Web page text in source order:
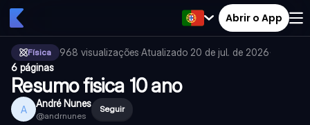
Abrir o App
Física 968 visualizações·Atualizado 20 de jul. de 2026·
6 páginas
Resumo fisica 10 ano
A André Nunes
@andrnunes
Seguir